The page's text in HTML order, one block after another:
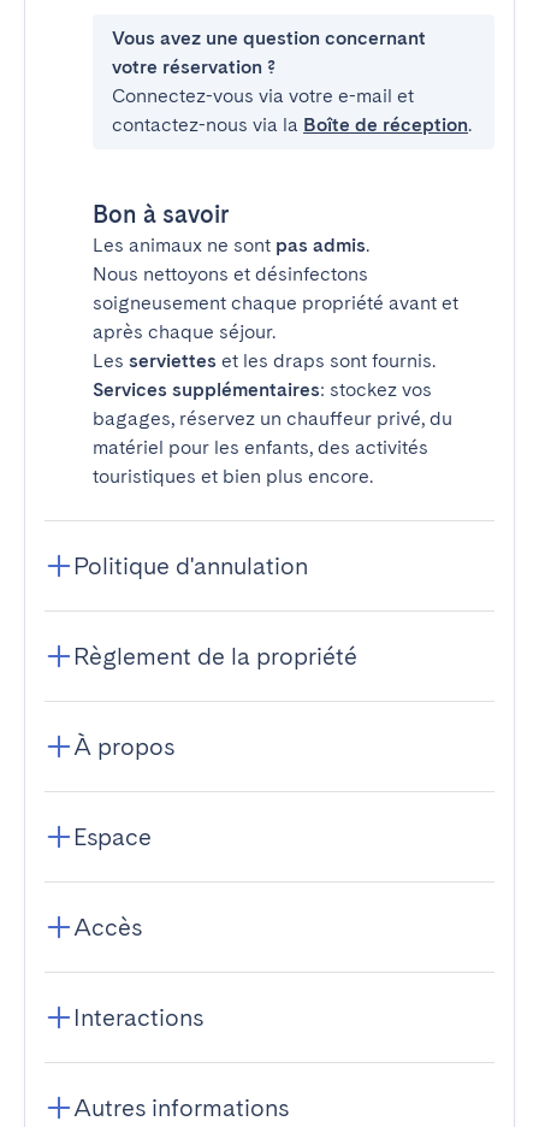
Vous avez une question concernant
votre réservation ?
Connectez-vous via votre e-mail et
contactez-nous via la Boîte de réception.
Bon à savoir
Les animaux ne sont pas admis.
Nous nettoyons et désinfectons
soigneusement chaque propriété avant et
après chaque séjour.
Les serviettes et les draps sont fournis.
Services supplémentaires: stockez vos
bagages, réservez un chauffeur privé, du
matériel pour les enfants, des activités
touristiques et bien plus encore.
Politique d'annulation
Règlement de la propriété
À propos
Espace
Accès
Interactions
Autres informations